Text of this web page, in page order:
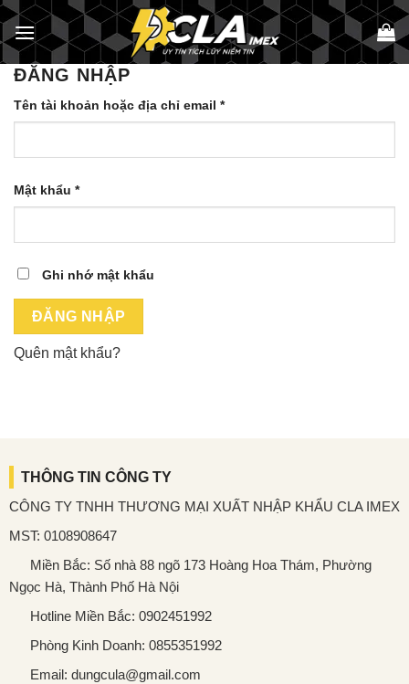
Bỏ
qua
nội
dungĐĂNG NHẬP
Tên tài khoản hoặc địa chỉ email *Bắt
buộc
Mật khẩu *Bắt
buộc
Ghi nhớ mật khẩu
ĐĂNG NHẬP
Quên mật khẩu?
THÔNG TIN CÔNG TY
CÔNG TY TNHH THƯƠNG MẠI XUẤT NHẬP KHẨU CLA IMEX
MST: 0108908647
Miền Bắc: Số nhà 88 ngõ 173 Hoàng Hoa Thám, Phường
Ngọc Hà, Thành Phố Hà Nội
Hotline Miền Bắc: 0902451992
Phòng Kinh Doanh: 0855351992
Email: dungcula@gmail.com